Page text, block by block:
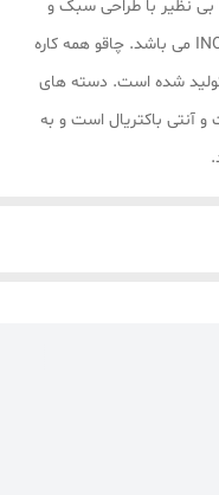
بی نظیر با طراحی سبک و
تیغه استیل استنلیس با کیفیت،کالکشن INOX می باشد. چاقو همه کاره
و جذاب تولید شده است. دسته های
آنتی باکتریال است و به